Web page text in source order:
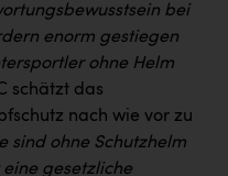
bei
enorm gestiegen
ohne Helm
schätzt das
nach wie vor zu
sind ohne Schutzhelm
eine gesetzliche